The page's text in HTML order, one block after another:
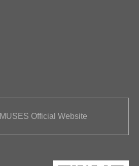
MUSES Official Website